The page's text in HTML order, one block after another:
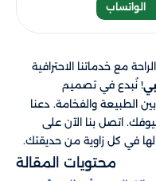
الواتساب
مع خدماتنا الاحترافية
! نُبدع في تصميم
الطبيعة والفخامة. دعنا
اتصل بنا الآن على
في كل زاوية من حديقتك.
محتويات المقالة